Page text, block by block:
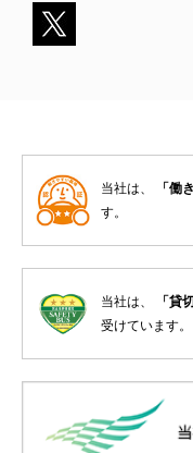
当社は、 「働
す。
当社は、 「貸
受けています。